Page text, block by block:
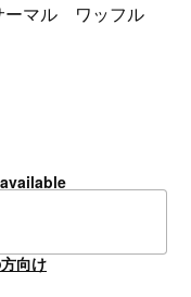
ーマル ワッフル
向け